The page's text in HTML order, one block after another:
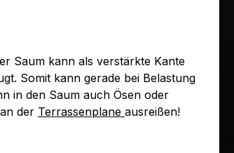
Saum kann als verstärkte Kante
Somit kann gerade bei Belastung
in den Saum auch Ösen oder
der Terrassenplane ausreißen!